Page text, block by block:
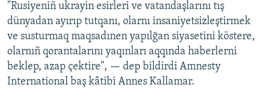
"Rusiyeniñ ukrayin esirleri ve vatandaşlarını tış
dünyadan ayırıp tutqanı, olarnı insaniyetsizleştirmek
ve susturmaq maqsadınen yapılğan siyasetini köstere,
olarnıñ qorantalarını yaqınları aqqında haberlerni
beklep, azap çektire", — dep bildirdi Amnesty
International baş kâtibi Annes Kallamar.